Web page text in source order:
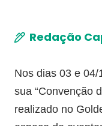
Redação
Nos dias 03 e 04/
sua “Convenção
realizado no